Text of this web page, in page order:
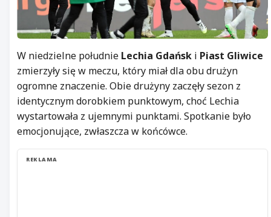
W niedzielne południe Lechia Gdańsk i Piast Gliwice
zmierzyły się w meczu, który miał dla obu drużyn
ogromne znaczenie. Obie drużyny zaczęły sezon z
identycznym dorobkiem punktowym, choć Lechia
wystartowała z ujemnymi punktami. Spotkanie było
emocjonujące, zwłaszcza w końcówce.
REKLAMA